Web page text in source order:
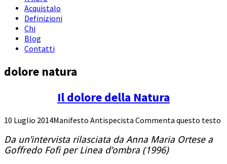
Acquistalo
Definizioni
Chi
Blog
Contatti
dolore natura
Il dolore della Natura
10 Luglio 2014Manifesto Antispecista Commenta questo testo
Da un’intervista rilasciata daAnna Maria Ortese a
Goffredo Fofi per Linea d’ombra (1996)